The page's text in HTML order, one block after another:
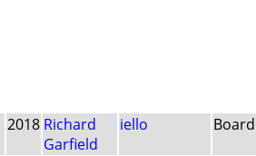
2018 Richard
Garfield
iello Board